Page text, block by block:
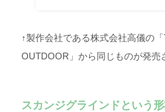
↑製作会社である株式会社高儀の
OUTDOOR」から同じものが発売
スカンジグラインドという